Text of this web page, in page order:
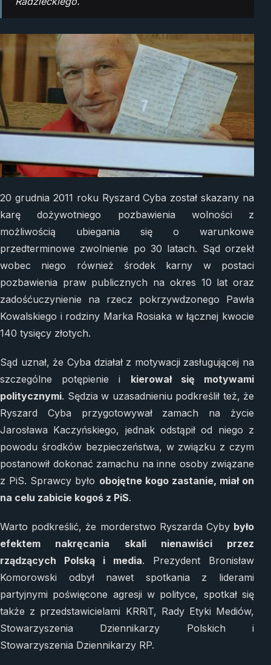
20 grudnia 2011 roku Ryszard Cyba został skazany na
karę dożywotniego pozbawienia wolności z
możliwością ubiegania się o warunkowe
przedterminowe zwolnienie po 30 latach. Sąd orzekł
wobec niego również środek karny w postaci
pozbawienia praw publicznych na okres 10 lat oraz
zadośćuczynienie na rzecz pokrzywdzonego Pawła
Kowalskiego i rodziny Marka Rosiaka w łącznej kwocie
140 tysięcy złotych.
Sąd uznał, że Cyba działał z motywacji zasługującej na
szczególne potępienie i kierował się motywami
politycznymi. Sędzia w uzasadnieniu podkreślił też, że
Ryszard Cyba przygotowywał zamach na życie
Jarosława Kaczyńskiego, jednak odstąpił od niego z
powodu środków bezpieczeństwa, w związku z czym
postanowił dokonać zamachu na inne osoby związane
z PiS. Sprawcy było obojętne kogo zastanie, miał on
na celu zabicie kogoś z PiS.
Warto podkreślić, że morderstwo Ryszarda Cyby było
efektem nakręcania skali nienawiści przez
rządzących Polską i media. Prezydent Bronisław
Komorowski odbył nawet spotkania z liderami
partyjnymi poświęcone agresji w polityce, spotkał się
także z przedstawicielami KRRiT, Rady Etyki Mediów,
Stowarzyszenia Dziennikarzy Polskich i
Stowarzyszenia Dziennikarzy RP.